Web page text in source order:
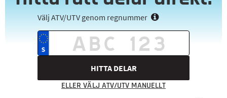
Välj ATV/UTV genom regnummer
HITTA DELAR
ELLER VÄLJ ATV/UTV MANUELLT